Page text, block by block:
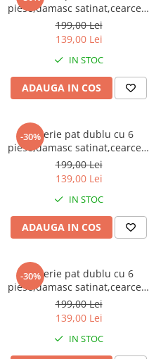
piese,damasc satinat,cearceaf
cu elastic,dungi 1cm,verde-
A1396
199,00 Lei
139,00 Lei
IN STOC
ADAUGA IN COS
-30%
Lenjerie pat dublu cu 6
piese,damasc satinat,cearceaf
cu elastic,dungi 1cm,alba-
A1398
199,00 Lei
139,00 Lei
IN STOC
ADAUGA IN COS
-30%
Lenjerie pat dublu cu 6
piese,damasc satinat,cearceaf
cu elastic,dungi 1cm,neagra-
A1400
199,00 Lei
139,00 Lei
IN STOC